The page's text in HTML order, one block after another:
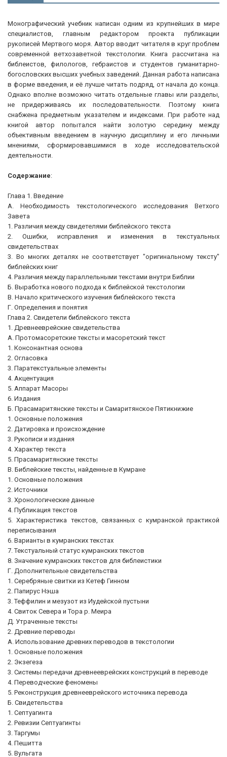
Монографический учебник написан одним из крупнейших в мире
специалистов, главным редактором проекта публикации
рукописей Мертвого моря. Автор вводит читателя в круг проблем
современной ветхозаветной текстологии. Книга рассчитана на
библеистов, филологов, гебраистов и студентов гуманитарно-
богословских высших учебных заведений. Данная работа написана
в форме введения, и её лучше читать подряд, от начала до конца.
Однако вполне возможно читать отдельные главы или разделы,
не придерживаясь их последовательности. Поэтому книга
снабжена предметным указателем и индексами. При работе над
книгой автор попытался найти золотую середину между
объективным введением в научную дисциплину и его личными
мнениями, сформировавшимися в ходе исследовательской
деятельности.
Содержание:
Глава 1. Введение
А. Необходимость текстологического исследования Ветхого
Завета
1. Различия между свидетелями библейского текста
2. Ошибки, исправления и изменения в текстуальных
свидетельствах
3. Во многих деталях не соответствует "оригинальному тексту"
библейских книг
4. Различия между параллельными текстами внутри Библии
Б. Выработка нового подхода к библейской текстологии
В. Начало критического изучения библейского текста
Г. Определения и понятия
Глава 2. Свидетели библейского текста
1. Древнееврейские свидетельства
А. Протомасоретские тексты и масоретский текст
1. Консонантная основа
2. Огласовка
3. Паратекстуальные элементы
4. Акцентуация
5. Аппарат Масоры
6. Издания
Б. Прасамаритянские тексты и Самаритянское Пятикнижие
1. Основные положения
2. Датировка и происхождение
3. Рукописи и издания
4. Характер текста
5. Прасамаритянские тексты
В. Библейские тексты, найденные в Кумране
1. Основные положения
2. Источники
3. Хронологические данные
4. Публикация текстов
5. Характеристика текстов, связанных с кумранской практикой
переписывания
6. Варианты в кумранских текстах
7. Текстуальный статус кумранских текстов
8. Значение кумранских текстов для библеистики
Г. Дополнительные свидетельства
1. Серебряные свитки из Кетеф Гинном
2. Папирус Нэша
3. Теффилин и мезузот из Иудейской пустыни
4. Свиток Севера и Тора р. Меира
Д. Утраченные тексты
2. Древние переводы
А. Использование древних переводов в текстологии
1. Основные положения
2. Экзегеза
3. Системы передачи древнееврейских конструкций в переводе
4. Переводческие феномены
5. Реконструкция древнееврейского источника перевода
Б. Свидетельства
1. Септуагинта
2. Ревизии Септуагинты
3. Таргумы
4. Пешитта
5. Вульгата